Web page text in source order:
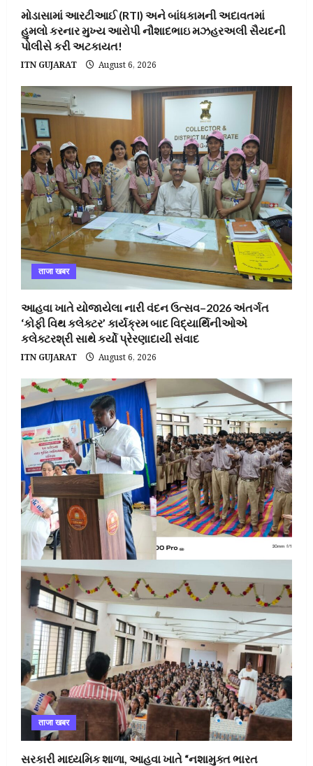
મોડાસામાં આરટીઆઈ (RTI) અને બાંધકામની અદાવતમાં
હુમલો કરનાર મુખ્ય આરોપી નૌશાદભાઇ મઝહરઅલી સૈયદની
પોલીસે કરી અટકાયત!
ITN GUJARAT August 6, 2026
ताजा खबर
આહવા ખાતે યોજાયેલા નારી વંદન ઉત્સવ–2026 અંતર્ગત
‘કોફી વિથ કલેક્ટર’ કાર્યક્રમ બાદ વિદ્યાર્થિનીઓએ
કલેક્ટરશ્રી સાથે કર્યો પ્રેરણાદાયી સંવાદ
ITN GUJARAT August 6, 2026
ताजा खबर
સરકારી માધ્યમિક શાળા, આહવા ખાતે “નશામુક્ત ભારત